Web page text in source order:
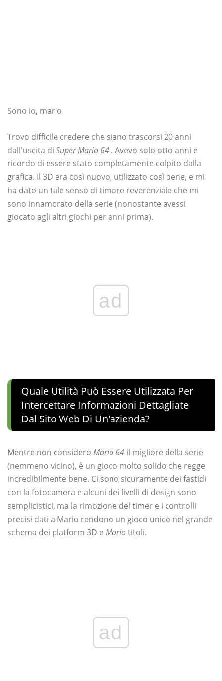
Sono io, mario
Trovo difficile credere che siano trascorsi 20 anni
dall'uscita di Super Mario 64 . Avevo solo otto anni e
ricordo di essere stato completamente colpito dalla
grafica. Il 3D era così nuovo, utilizzato così bene, e mi
ha dato un tale senso di timore reverenziale che mi
sono innamorato della serie (nonostante avessi
giocato agli altri giochi per anni prima).
ad
Quale Utilità Può Essere Utilizzata Per
Intercettare Informazioni Dettagliate
Dal Sito Web Di Un'azienda?
Mentre non considero Mario 64 il migliore della serie
(nemmeno vicino), è un gioco molto solido che regge
incredibilmente bene. Ci sono sicuramente dei fastidi
con la fotocamera e alcuni dei livelli di design sono
semplicistici, ma la rimozione del timer e i controlli
precisi dati a Mario rendono un gioco unico nel grande
schema dei platform 3D e Mariotitoli.
ad